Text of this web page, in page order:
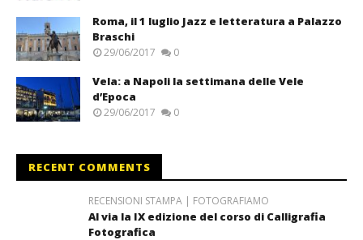
Roma, il 1 luglio Jazz e letteratura a Palazzo
Braschi
29/06/2017 0
Vela: a Napoli la settimana delle Vele
d’Epoca
29/06/2017 0
RECENT COMMENTS
RECENSIONI STAMPA | FOTOGRAFIAMO
Al via la IX edizione del corso di Calligrafia
Fotografica